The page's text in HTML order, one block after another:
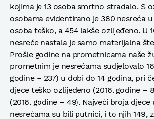
kojima je 13 osoba smrtno stradalo. S
osobama evidentirano je 380 nesreća u
osoba teško, a 454 lakše ozlijeđeno. U
nesreće nastala je samo materijalna
Prošle godine na prometnicama naše
prometnim je nesrećama sudjelovalo
godine – 237) u dobi do 14 godina, pri
djece teško ozlijeđeno (2016. godine –
(2016. godine – 49). Najveći broja
nesrećama su bili putnici, i to njih 149,